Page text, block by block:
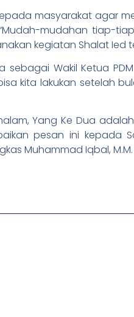
masyarakat agar
mudahan tiap-
kegiatan Shalat Ied
Wakil Ketua
kita lakukan setelah
Yang Ke Dua
pesan ini kepada
Muhammad Iqbal,